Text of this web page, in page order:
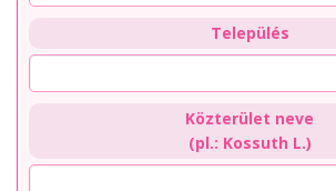
Település
Közterület neve
(pl.: Kossuth L.)